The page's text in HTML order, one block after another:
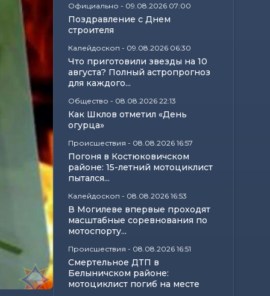
Официально - 09.08.2026 07:00
Поздравление с Днем
строителя
Калейдоскоп - 09.08.2026 06:30
Что приготовили звезды на 10
августа? Полный астропрогноз
для каждого...
Общество - 08.08.2026 22:13
Как Шклов отметил «День
огурца»
Происшествия - 08.08.2026 16:57
Погоня в Костюковичском
районе: 15-летний мотоциклист
пытался...
Калейдоскоп - 08.08.2026 16:53
В Могилеве впервые проходят
масштабные соревнования по
мотоспорту...
Происшествия - 08.08.2026 16:51
Смертельное ДТП в
Белыничском районе:
мотоциклист погиб на месте